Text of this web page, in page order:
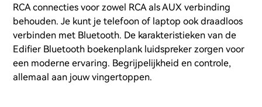
RCA connecties voor zowel RCA als AUX verbinding
behouden. Je kunt je telefoon of laptop ook draadloos
verbinden met Bluetooth. De karakteristieken van de
Edifier Bluetooth boekenplank luidspreker zorgen voor
een moderne ervaring. Begrijpelijkheid en controle,
allemaal aan jouw vingertoppen.